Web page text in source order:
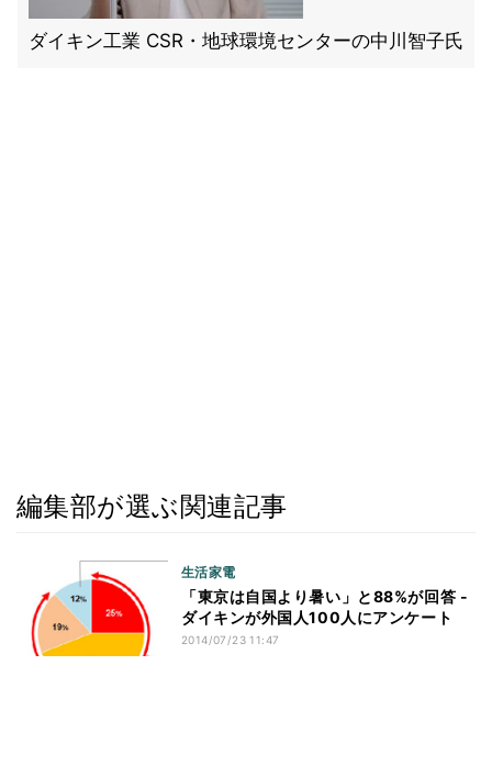
ダイキン工業 CSR・地球環境センターの中川智子氏
編集部が選ぶ関連記事
生活家電
「東京は自国より暑い」と88%が回答 -
ダイキンが外国人100人にアンケート
2014/07/23 11:47